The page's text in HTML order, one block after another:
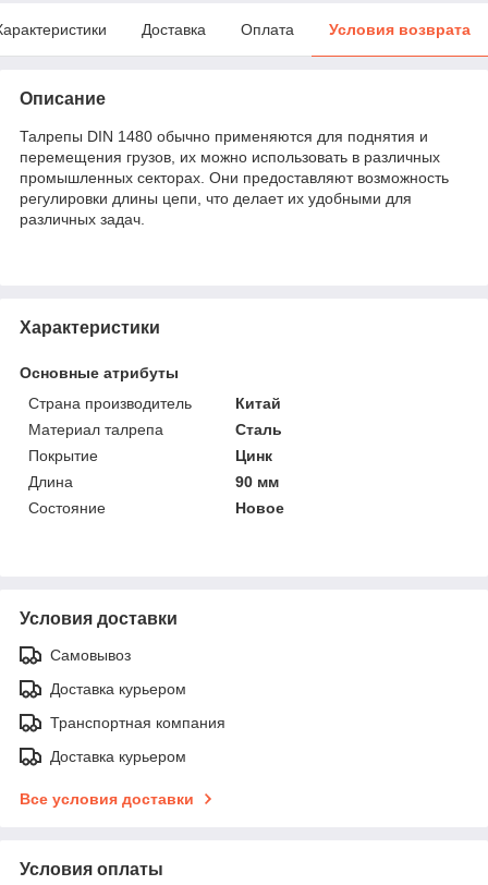
Доставка Оплата Условия возврата
Описание
Талрепы DIN 1480 обычно применяются для поднятия и
перемещения грузов, их можно использовать в различных
промышленных секторах. Они предоставляют возможность
регулировки длины цепи, что делает их удобными для
различных задач.
Характеристики
Основные атрибуты
Страна производитель
Китай
Материал талрепа
Сталь
Покрытие
Цинк
Длина
90 мм
Состояние
Новое
Условия доставки
Самовывоз
Доставка курьером
Транспортная компания
Доставка курьером
Все условия доставки
Условия оплаты